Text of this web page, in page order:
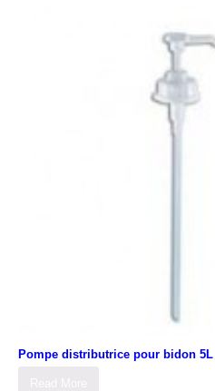
Pompe distributrice pour bidon 5L